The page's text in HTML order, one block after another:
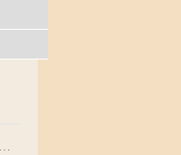
关于我司产品执行国家标准的公开说明